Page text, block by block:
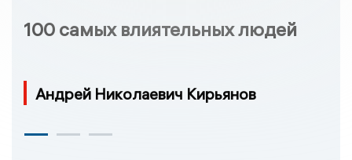
100 самых влиятельных людей
Андрей Николаевич Кирьянов